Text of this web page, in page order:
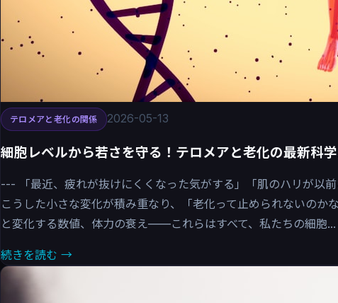
テロメアと老化の関係 2026-05-13
細胞レベルから若さを守る！テロメアと老化の最新科
--- 「最近、疲れが抜けにくくなった気がする」「肌のハリが以
こうした小さな変化が積み重なり、「老化って止められないの
と変化する数値、体力の衰え——これらはすべて、私たちの細胞...
続きを読む →